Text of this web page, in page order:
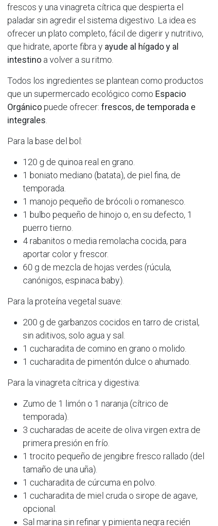
frescos y una vinagreta cítrica que despierta el
paladar sin agredir el sistema digestivo. La idea es
ofrecer un plato completo, fácil de digerir y nutritivo,
que hidrate, aporte fibra y ayude al hígado y al
intestino a volver a su ritmo.​
Todos los ingredientes se plantean como productos
que un supermercado ecológico como Espacio
Orgánicopuede ofrecer: frescos, de temporada e
integrales
Para la base del bol:
120 g de quinoa real en grano.​
1 boniato mediano (batata), de piel fina, de
temporada.​
1 manojo pequeño de brócoli o romanesco.​
1 bulbo pequeño de hinojo o, en su defecto, 1
puerro tierno.​
4 rabanitos o media remolacha cocida, para
aportar color y frescor.​
60 g de mezcla de hojas verdes (rúcula,
canónigos, espinaca baby).​
Para la proteína vegetal suave:
200 g de garbanzos cocidos en tarro de cristal,
sin aditivos, solo agua y sal.​
1 cucharadita de comino en grano o molido.​
1 cucharadita de pimentón dulce o ahumado.​
Para la vinagreta cítrica y digestiva:
Zumo de 1 limón o 1 naranja (cítrico de
temporada).​
3 cucharadas de aceite de oliva virgen extra de
primera presión en frío.​
1 trocito pequeño de jengibre fresco rallado (del
tamaño de una uña).​
1 cucharadita de cúrcuma en polvo.​
1 cucharadita de miel cruda o sirope de agave,
opcional.​
Sal marina sin refinar y pimienta negra recién